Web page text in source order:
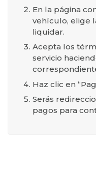
En la página
vehículo, elige
liquidar.
Acepta los
servicio
Haz clic en
Serás
pagos para